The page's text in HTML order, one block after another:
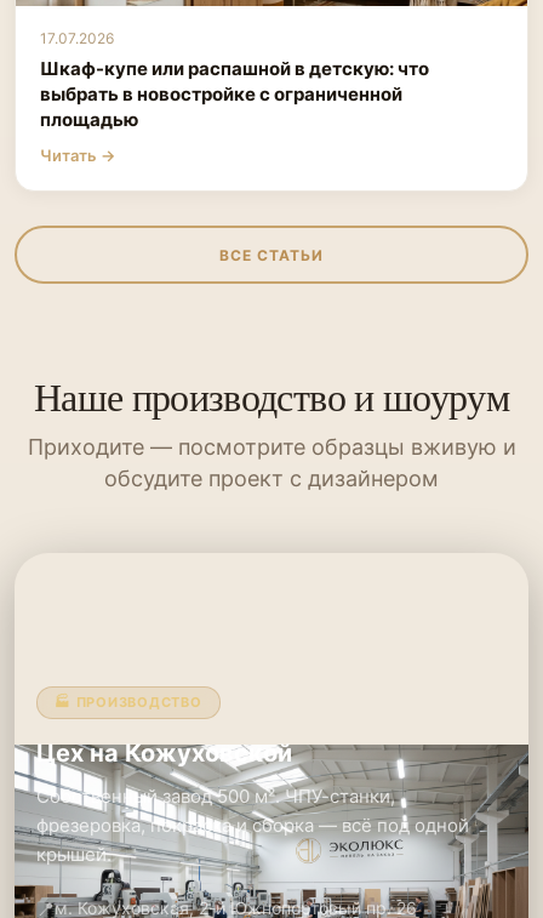
17.07.2026
Шкаф-купе или распашной в детскую: что
выбрать в новостройке с ограниченной
площадью
Читать →
ВСЕ СТАТЬИ
Наше производство и шоурум
Приходите — посмотрите образцы вживую и
обсудите проект с дизайнером
🏭 ПРОИЗВОДСТВО
Цех на Кожуховской
Собственный завод 500 м². ЧПУ-станки,
фрезеровка, покраска и сборка — всё под одной
крышей.
📍м. Кожуховская, 2-й Южнопортовый пр. 26